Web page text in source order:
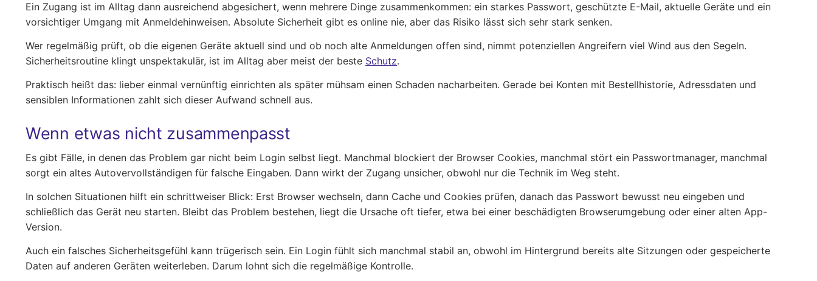
Ein Zugang ist im Alltag dann ausreichend abgesichert, wenn mehrere Dinge zusammenkommen: ein starkes Passwort, geschützte E-Mail, aktuelle Geräte und ein
vorsichtiger Umgang mit Anmeldehinweisen. Absolute Sicherheit gibt es online nie, aber das Risiko lässt sich sehr stark senken.
Wer regelmäßig prüft, ob die eigenen Geräte aktuell sind und ob noch alte Anmeldungen offen sind, nimmt potenziellen Angreifern viel Wind aus den Segeln.
Sicherheitsroutine klingt unspektakulär, ist im Alltag aber meist der beste Schutz.
Praktisch heißt das: lieber einmal vernünftig einrichten als später mühsam einen Schaden nacharbeiten. Gerade bei Konten mit Bestellhistorie, Adressdaten und
sensiblen Informationen zahlt sich dieser Aufwand schnell aus.
Wenn etwas nicht zusammenpasst
Es gibt Fälle, in denen das Problem gar nicht beim Login selbst liegt. Manchmal blockiert der Browser Cookies, manchmal stört ein Passwortmanager, manchmal
sorgt ein altes Autovervollständigen für falsche Eingaben. Dann wirkt der Zugang unsicher, obwohl nur die Technik im Weg steht.
In solchen Situationen hilft ein schrittweiser Blick: Erst Browser wechseln, dann Cache und Cookies prüfen, danach das Passwort bewusst neu eingeben und
schließlich das Gerät neu starten. Bleibt das Problem bestehen, liegt die Ursache oft tiefer, etwa bei einer beschädigten Browserumgebung oder einer alten App-
Version.
Auch ein falsches Sicherheitsgefühl kann trügerisch sein. Ein Login fühlt sich manchmal stabil an, obwohl im Hintergrund bereits alte Sitzungen oder gespeicherte
Daten auf anderen Geräten weiterleben. Darum lohnt sich die regelmäßige Kontrolle.